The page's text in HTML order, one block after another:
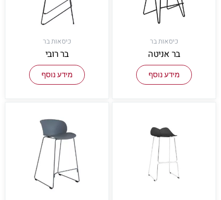
כיסאות בר
בר אניטה
מידע נוסף
כיסאות בר
בר רובי
מידע נוסף